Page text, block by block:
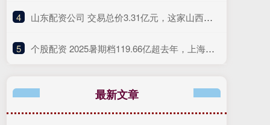
4 ​山东配资公司 交易总价3.31亿元，这家山西民企参与控股一“百亿级”上海A股
5 ​个股配资 2025暑期档119.66亿超去年，上海是全国城市票房冠军
最新文章